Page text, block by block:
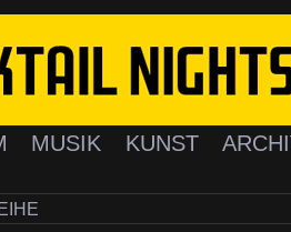
MUSIK KUNST